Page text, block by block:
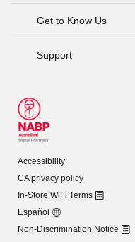
Get to Know Us
Support
Accessibility
CA privacy policy
In-Store WiFi Terms
Español
Non-Discrimination Notice